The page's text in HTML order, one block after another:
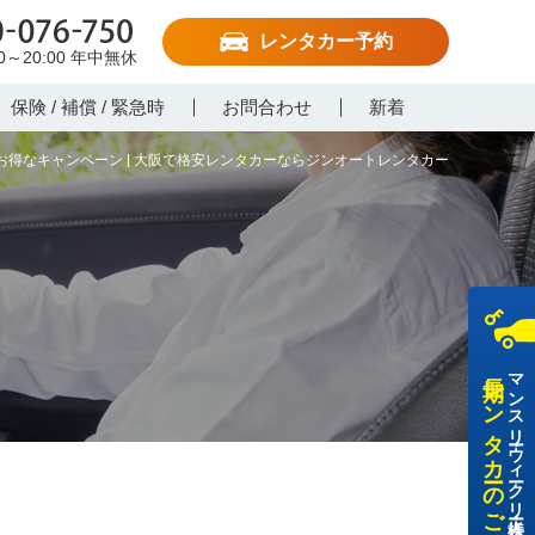
得なキャンペーン | 大阪で格安レンタカーならジンオートレンタカー
750
～20:00 年中無休
レンタカー予約
保険 / 補償 / 緊急時 お問合わせ 新着
マンスリー・ウィークリー・法人様
長期レンタカーのご利用